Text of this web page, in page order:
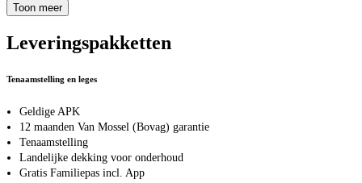
Toon meer
Leveringspakketten
Tenaamstelling en leges
Geldige APK
12 maanden Van Mossel (Bovag) garantie
Tenaamstelling
Landelijke dekking voor onderhoud
Gratis Familiepas incl. App